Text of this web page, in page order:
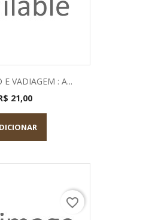
E VADIAGEM : A...
21,00
favorite_border